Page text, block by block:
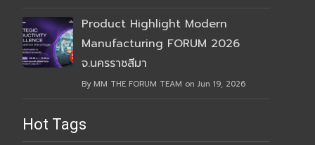
Product Highlight Modern
Manufacturing FORUM 2026
จ.นครราชสีมา
By MM THE FORUM TEAM on Jun 19, 2026
Hot Tags